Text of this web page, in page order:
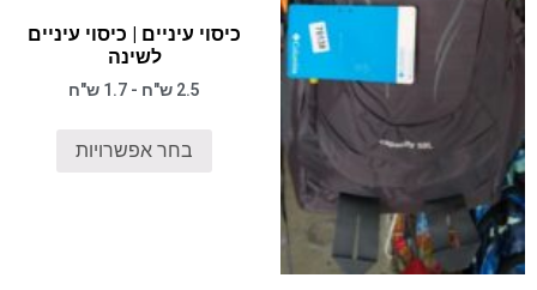
כיסוי עיניים | כיסוי עיניים
לשינה
2.5 ש"ח - 1.7 ש"ח
בחר אפשרויות